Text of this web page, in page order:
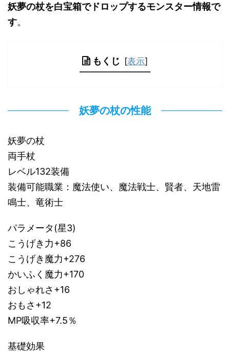
妖夢の杖を白宝箱でドロップするモンスター情報で
す。
もくじ [表示]
妖夢の杖の性能
妖夢の杖
両手杖
レベル132装備
装備可能職業：魔法使い、魔法戦士、賢者、天地雷
鳴士、竜術士
パラメータ(星3)
こうげき力+86
こうげき魔力+276
かいふく魔力+170
おしゃれさ+16
おもさ+12
MP吸収率+7.5％
基礎効果